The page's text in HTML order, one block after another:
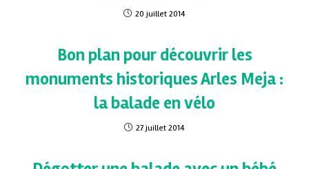
20 juillet 2014
Bon plan pour découvrir les
monuments historiques Arles Meja :
la balade en vélo
27 juillet 2014